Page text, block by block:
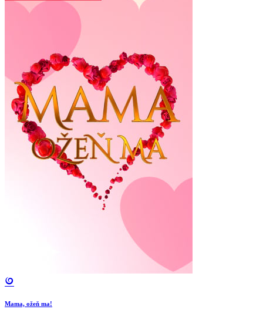
Mama, ožeň ma!